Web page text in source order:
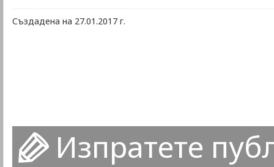
Създадена на 27.01.2017 г.
Изпратете